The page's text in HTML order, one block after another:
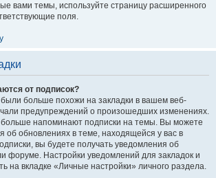
вами темы, используйте страницу расширенного
поля.
от подписок?
были больше похожи на закладки в вашем веб-
предупреждений о произошедших изменениях.
больше напоминают подписки на темы. Вы можете
об обновлениях в теме, находящейся у вас в
вы будете получать уведомления об
форуме. Настройки уведомлений для закладок и
на вкладке «Личные настройки» личного раздела.